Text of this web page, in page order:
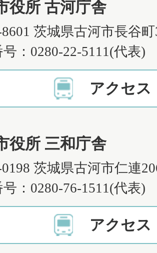
役所 古河庁舎
茨城県古河市長谷
：0280-22-5111(代表)
アクセス
役所 三和庁舎
茨城県古河市仁連
：0280-76-1511(代表)
アクセス